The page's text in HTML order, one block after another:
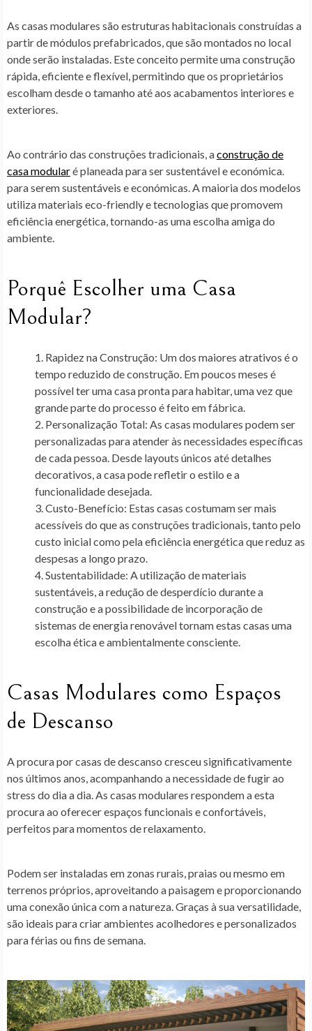
As casas modulares são estruturas habitacionais construídas a
partir de módulos prefabricados, que são montados no local
onde serão instaladas. Este conceito permite uma construção
rápida, eficiente e flexível, permitindo que os proprietários
escolham desde o tamanho até aos acabamentos interiores e
exteriores.
Ao contrário das construções tradicionais, aconstrução de
casa modularé planeada para ser sustentável e económica.
para serem sustentáveis e económicas. A maioria dos modelos
utiliza materiais eco-friendly e tecnologias que promovem
eficiência energética, tornando-as uma escolha amiga do
ambiente.
Porquê Escolher uma Casa
Modular?
Rapidez na Construção: Um dos maiores atrativos é o
tempo reduzido de construção. Em poucos meses é
possível ter uma casa pronta para habitar, uma vez que
grande parte do processo é feito em fábrica.
Personalização Total: As casas modulares podem ser
personalizadas para atender às necessidades específicas
de cada pessoa. Desde layouts únicos até detalhes
decorativos, a casa pode refletir o estilo e a
funcionalidade desejada.
Custo-Benefício: Estas casas costumam ser mais
acessíveis do que as construções tradicionais, tanto pelo
custo inicial como pela eficiência energética que reduz as
despesas a longo prazo.
Sustentabilidade: A utilização de materiais
sustentáveis, a redução de desperdício durante a
construção e a possibilidade de incorporação de
sistemas de energia renovável tornam estas casas uma
escolha ética e ambientalmente consciente.
Casas Modulares como Espaços
de Descanso
A procura por casas de descanso cresceu significativamente
nos últimos anos, acompanhando a necessidade de fugir ao
stress do dia a dia. As casas modulares respondem a esta
procura ao oferecer espaços funcionais e confortáveis,
perfeitos para momentos de relaxamento.
Podem ser instaladas em zonas rurais, praias ou mesmo em
terrenos próprios, aproveitando a paisagem e proporcionando
uma conexão única com a natureza. Graças à sua versatilidade,
são ideais para criar ambientes acolhedores e personalizados
para férias ou fins de semana.